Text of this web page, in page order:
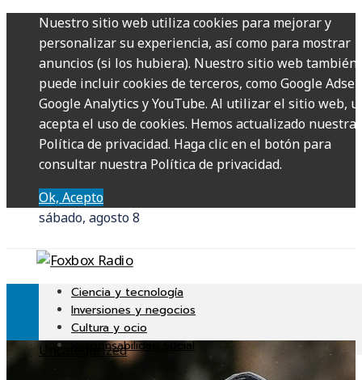
Nuestro sitio web utiliza cookies para mejorar y
personalizar su experiencia, así como para mostrar
anuncios (si los hubiera). Nuestro sitio web también
puede incluir cookies de terceros, como Google
Google Analytics y YouTube. Al utilizar el sitio web,
acepta el uso de cookies. Hemos actualizado nuestra
Política de privacidad. Haga clic en el botón para
consultar nuestra Política de privacidad.
Ok, Acepto
sábado, agosto 8
Ciencia y tecnología
Inversiones y negocios
Cultura y ocio
Responsabilidad Social
Uncategorized